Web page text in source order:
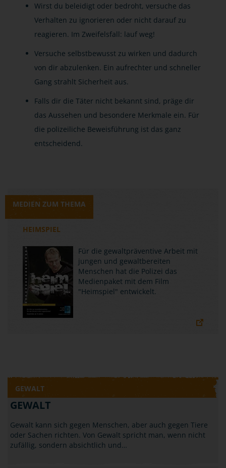
Wirst du beleidigt oder bedroht, versuche das
Verhalten zu ignorieren oder nicht darauf zu
reagieren. Im Zweifelsfall: lauf weg!
Versuche selbstbewusst zu wirken und dadurch
von dir abzulenken. Ein aufrechter und schneller
Gang strahlt Sicherheit aus.
Falls dir die Täter nicht bekannt sind, präge dir
das Aussehen und besondere Merkmale ein. Für
die polizeiliche Beweisführung ist das ganz
entscheidend.
MEDIEN ZUM THEMA
HEIMSPIEL
Für die gewaltpräventive Arbeit mit
jungen und gewaltbereiten
Menschen hat die Polizei das
Medienpaket mit dem Film
"Heimspiel" entwickelt.
GEWALT
GEWALT
Gewalt kann sich gegen Menschen, aber auch gegen Tiere
oder Sachen richten. Von Gewalt spricht man, wenn nicht
zufällig, sondern absichtlich und…